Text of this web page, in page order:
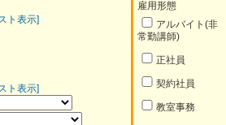
ト表示]
雇用形態
アルバイト(非
常勤講師)
正社員
契約社員
教室事務
ト表示]